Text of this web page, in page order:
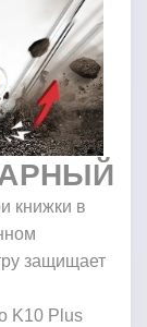
книжки в
защищает
K10 Plus